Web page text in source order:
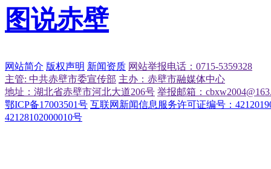
图说赤壁
网站简介 版权声明 新闻资质 网站举报电话：0715-5359328
主管: 中共赤壁市委宣传部 主办：赤壁市融媒体中心
地址：湖北省赤壁市河北大道206号 举报邮箱：
鄂ICP备17003501号 互联网新闻信息服务许可证编号：
42128102000010号